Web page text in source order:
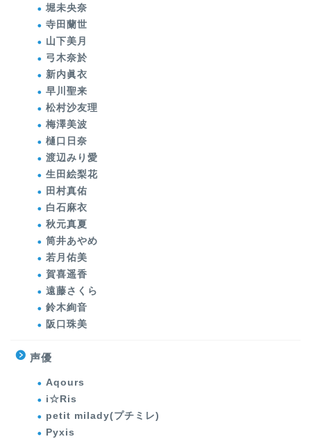
堀未央奈
寺田蘭世
山下美月
弓木奈於
新内眞衣
早川聖来
松村沙友理
梅澤美波
樋口日奈
渡辺みり愛
生田絵梨花
田村真佑
白石麻衣
秋元真夏
筒井あやめ
若月佑美
賀喜遥香
遠藤さくら
鈴木絢音
阪口珠美
声優
Aqours
i☆Ris
petit milady(プチミレ)
Pyxis